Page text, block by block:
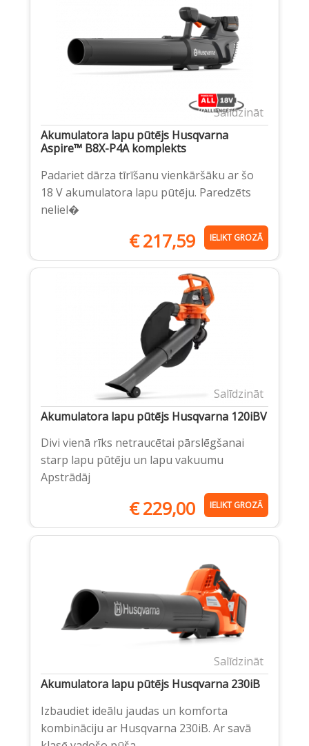
Salīdzināt
Akumulatora lapu pūtējs Husqvarna
Aspire™ B8X-P4A komplekts
Padariet dārza tīrīšanu vienkāršāku ar šo
18 V akumulatora lapu pūtēju. Paredzēts
neliel�
€217,59 IELIKT GROZĀ
Salīdzināt
Akumulatora lapu pūtējs Husqvarna 120iBV
Divi vienā rīks netraucētai pārslēgšanai
starp lapu pūtēju un lapu vakuumu
Apstrādāj
€229,00 IELIKT GROZĀ
Salīdzināt
Akumulatora lapu pūtējs Husqvarna 230iB
Izbaudiet ideālu jaudas un komforta
kombināciju ar Husqvarna 230iB. Ar savā